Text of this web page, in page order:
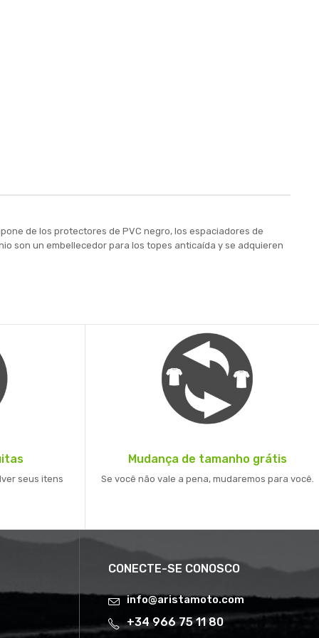
de los protectores de PVC negro, los espaciadores de
son un embellecedor para los topes anticaída y se adquieren
seus itens
Mudança de tamanho grátis
Se você não vale a pena, mudaremos para você.
CONECTE-SE CONOSCO
info@aristamoto.com
+34 966 75 11 80